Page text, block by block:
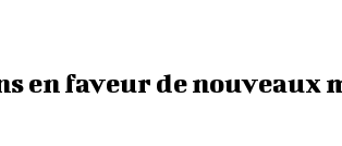
en faveur de nouveaux